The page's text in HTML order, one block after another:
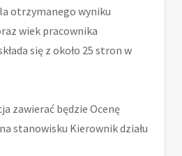
otrzymanego wyniku
wiek pracownika
się z około 25 stron w
zawierać będzie Ocenę
stanowisku Kierownik działu